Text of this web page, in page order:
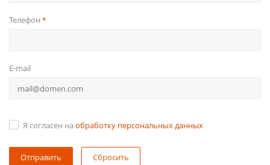
Телефон *
E-mail
Я согласен на обработку персональных данных
Сбросить